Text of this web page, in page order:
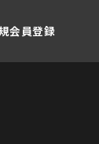
会員登録